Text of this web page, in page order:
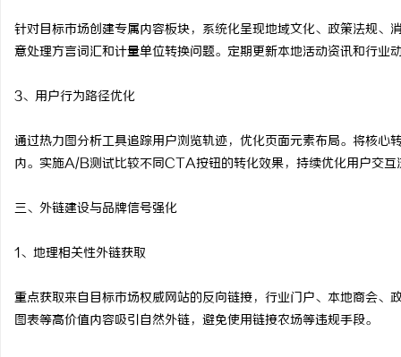
针对目标市场创建专属内容板块，系统化呈现地域文化、政策法规
意处理方言词汇和计量单位转换问题。定期更新本地活动资讯和行业
3、用户行为路径优化
通过热力图分析工具追踪用户浏览轨迹，优化页面元素布局。将核
内。实施A/B测试比较不同CTA按钮的转化效果，持续优化用户交互
三、外链建设与品牌信号强化
1、地理相关性外链获取
重点获取来自目标市场权威网站的反向链接，行业门户、本地商会
图表等高价值内容吸引自然外链，避免使用链接农场等违规手段。